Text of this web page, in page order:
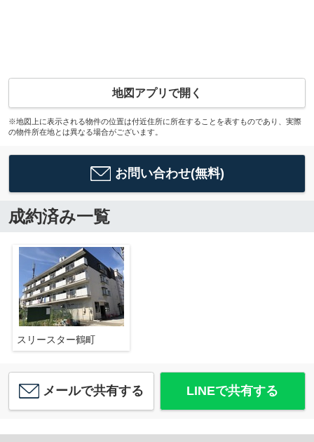
地図アプリで開く
※地図上に表示される物件の位置は付近住所に所在することを表すものであり、実際
の物件所在地とは異なる場合がございます。
お問い合わせ(無料)
成約済み一覧
スリースター鶴町
メールで共有する LINEで共有する